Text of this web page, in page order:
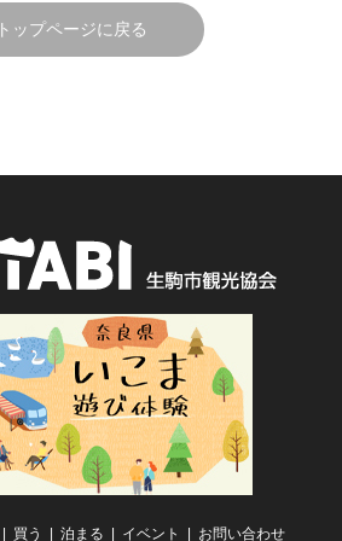
トップページに戻る
買う 泊まる イベント お問い合わせ